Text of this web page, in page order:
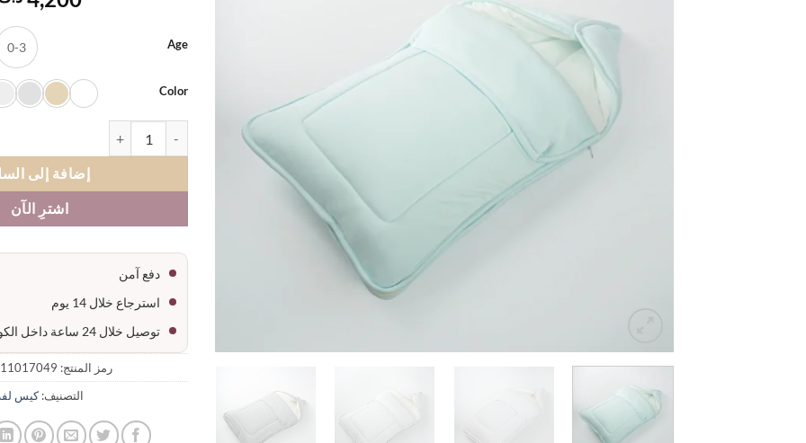
Age
0-3
Color
إضافة إلى
اشترِ الآن
دفع آمن
استرجاع خلال 14 يوم
توصيل خلال 24 ساعة داخل الكويت
رمز المنتج: 01
التصنيف:كيس